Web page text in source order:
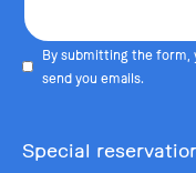
By submitting the form,
send you emails.
Special